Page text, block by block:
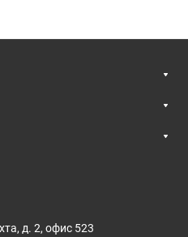
д. 2, офис 523